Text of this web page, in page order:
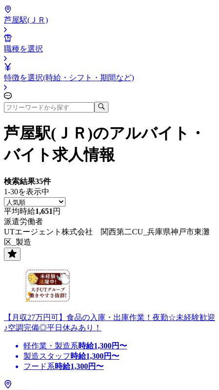
芦屋駅(ＪＲ)
職種を選択
特徴を選択(時給・シフト・期間など)
芦屋駅(ＪＲ)のアルバイト・
バイト求人情報
検索結果35件
1-30を表示中
平均時給1,651 円
派遣労働者
UTエージェント株式会社 関西第二CU_兵庫県神戸市東灘
区_製造
【月収27万円可】食品の入庫・出庫作業！夜勤☆未経験歓迎
♪空調完備◎平日休みあり！
軽作業・製造系時給1,300円〜
製造スタッフ 時給1,300円〜
フード系時給1,300円〜